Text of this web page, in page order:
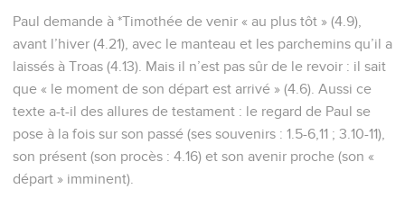
Paul demande à *Timothée de venir « au plus tôt » (4.9),
avant l’hiver (4.21), avec le manteau et les parchemins qu’il a
laissés à Troas (4.13). Mais il n’est pas sûr de le revoir : il sait
que « le moment de son départ est arrivé » (4.6). Aussi ce
texte a-t-il des allures de testament : le regard de Paul se
pose à la fois sur son passé (ses souvenirs : 1.5-6,11 ; 3.10-11),
son présent (son procès : 4.16) et son avenir proche (son «
départ » imminent).